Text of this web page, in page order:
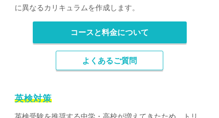
に異なるカリキュラムを作成します。
コースと料金について
よくあるご質問
英検対策
英検受験を推奨する中学・高校が増えてきたため、トリ